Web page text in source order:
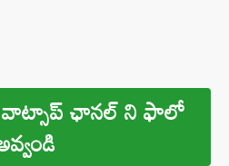
ఛానల్ ని ఫాలో